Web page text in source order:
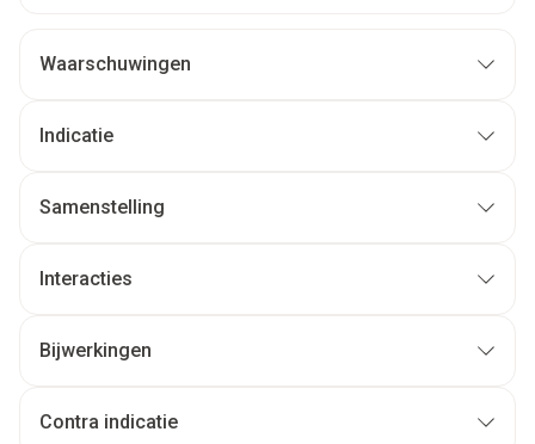
Waarschuwingen
Indicatie
Samenstelling
Interacties
Bijwerkingen
Contra indicatie